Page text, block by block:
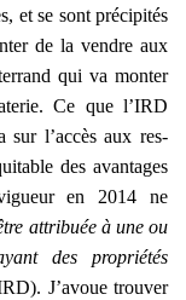
et se sont pré­ci­pi­tés
de la vendre aux
qui va mon­ter
Ce que l’IRD
sur l’ac­cès aux res­
des avan­tages
en 2014 ne
attri­buée à une ou
des pro­prié­tés
J’avoue trou­ver